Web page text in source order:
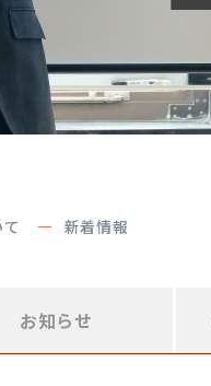
新着情報
お知らせ